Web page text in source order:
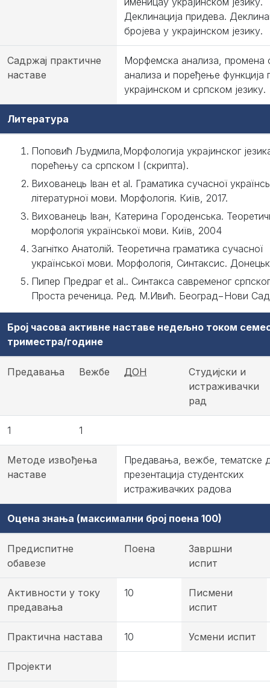
Деклинација придева.
бројева у украјинском језику.
Садржај практичне
наставе
Морфемска анализа, промена
анализа и поређење функција
украјинском и српском језику.
Литература
Поповић Људмила,Морфологија украјинског
порећењу са српском І (скрипта).
Вихованець Iван et al. Граматика сучасної
літературної мови. Морфологія. Київ, 2017.
Вихованець Iван, Катерина Городенська.
морфологія української мови. Київ, 2004
Загнітко Анатолій. Теоретична граматика сучасної
української мови. Морфологія, Синтаксис.
Пипер Предраг et al.. Синтакса савременог српског
Проста реченица. Ред. М.Ивић. Београд−Нови
Број часова активне наставе недељно током
триместра/године
Предавања Вежбе ДОН
Студијски и
истраживачки
рад
1 1
Методе извођења
наставе
Предавања, вежбе, тематске
презентација студентских
истраживачких радова
Оцена знања (максимални број поена 100)
Предиспитне
обавезе
Поена
Завршни
испит
Активности у току
предавања
10
Писмени
испит
Практична настава 10 Усмени испит
Пројекти